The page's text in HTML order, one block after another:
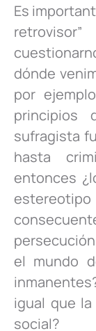
Es
dónde
por
principios
sufragista
hasta
entonces
el mundo
igual que
social?